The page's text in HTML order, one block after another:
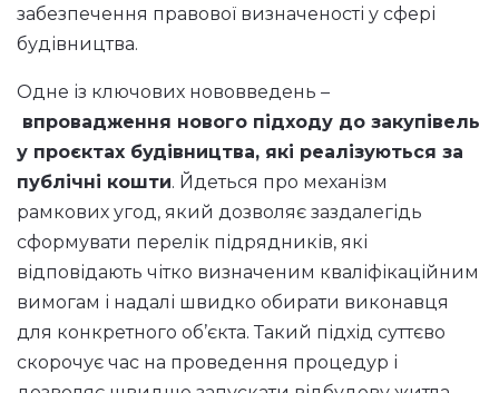
забезпечення правової визначеності у сфері
будівництва.
Одне із ключових нововведень –
впровадження нового підходу до закупівель
у проєктах будівництва, які реалізуються за
публічні кошти. Йдеться про механізм
рамкових угод, який дозволяє заздалегідь
сформувати перелік підрядників, які
відповідають чітко визначеним кваліфікаційним
вимогам і надалі швидко обирати виконавця
для конкретного об’єкта. Такий підхід суттєво
скорочує час на проведення процедур і